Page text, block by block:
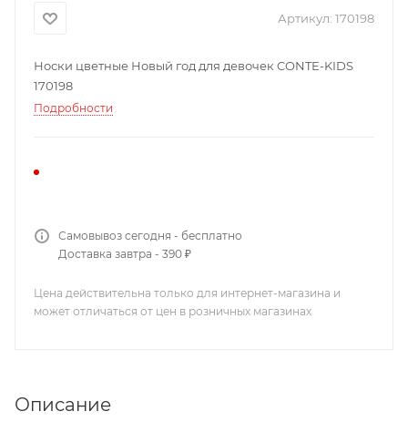
Артикул: 170198
Носки цветные Новый год для девочек CONTE-KIDS
170198
Подробности
Самовывоз сегодня - бесплатно
Доставка завтра - 390 ₽
Цена действительна только для интернет-магазина и
может отличаться от цен в розничных магазинах
Описание